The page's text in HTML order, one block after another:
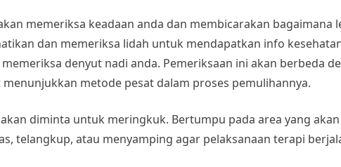
memeriksa keadaan anda dan membicarakan
dan memeriksa lidah untuk mendapatkan info
denyut nadi anda. Pemeriksaan ini akan berbeda
metode pesat dalam proses pemulihannya.
diminta untuk meringkuk. Bertumpu pada area yang
telangkup, atau menyamping agar pelaksanaan terapi